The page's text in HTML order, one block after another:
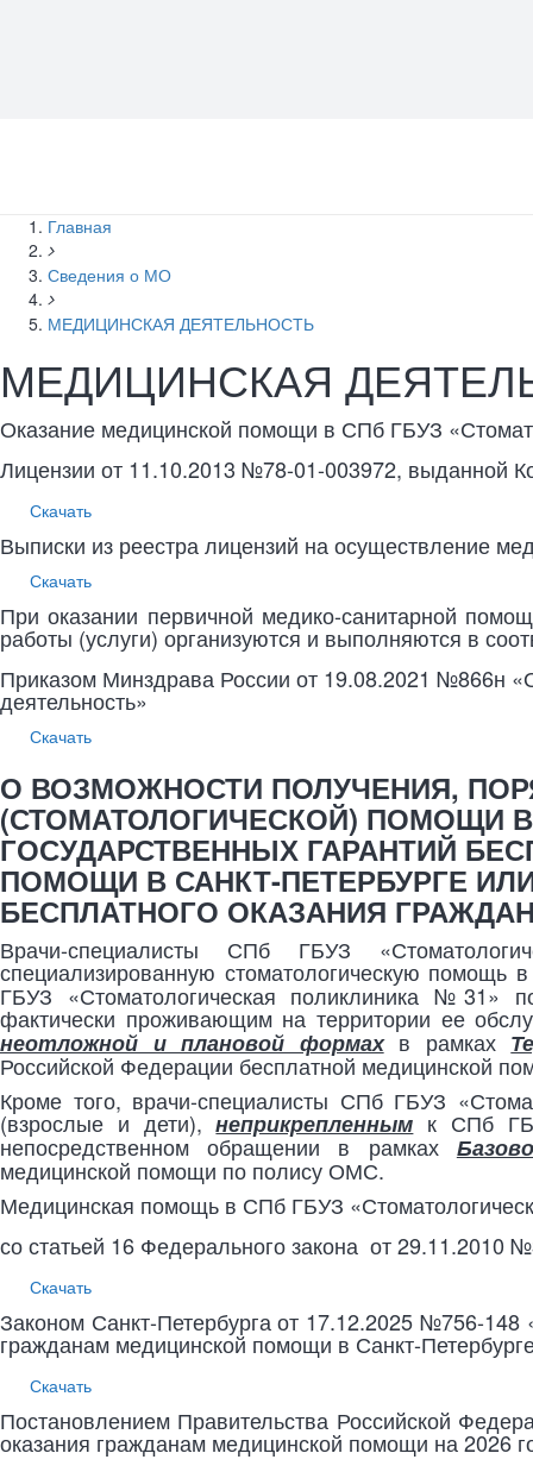
Главная
Сведения о МО
МЕДИЦИНСКАЯ ДЕЯТЕЛЬНОСТЬ
МЕДИЦИНСКАЯ
Оказание медицинской помощи в СПб ГБУЗ
Лицензии от 11.10.2013 №78-01-003972, выданной
Скачать
Выписки из реестра лицензий на осуществление
Скачать
При оказании первичной медико-санитарной
работы (услуги) организуются и выполняются в
Приказом Минздрава России от 19.08.2021 №866н
деятельность»
Скачать
О ВОЗМОЖНОСТИ ПОЛУЧЕНИЯ,
(СТОМАТОЛОГИЧЕСКОЙ) ПОМОЩИ
ГОСУДАРСТВЕННЫХ ГАРАНТИЙ
ПОМОЩИ В САНКТ-ПЕТЕРБУРГЕ
БЕСПЛАТНОГО ОКАЗАНИЯ
Врачи-специалисты СПб ГБУЗ
специализированную стоматологическую
ГБУЗ «Стоматологическая поликлиника №31»
фактически проживающим на территории ее
неотложной и плановой формахв рамках
Российской Федерации бесплатной медицинской
Кроме того, врачи-специалисты СПб ГБУЗ
(взрослые и дети),неприкрепленным к СПб
непосредственном обращении в рамках
медицинской помощи по полису ОМС.
Медицинская помощь в СПб ГБУЗ
со статьей 16 Федерального закона от 29.11.2010
Скачать
Законом Санкт-Петербурга от 17.12.2025 №756-148
гражданам медицинской помощи в Санкт-
Скачать
Постановлением Правительства Российской
оказания гражданам медицинской помощи на 2026